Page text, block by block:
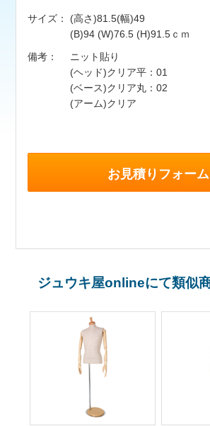
サイズ
(高さ)81.5(幅)49
(B)94 (W)76.5 (H)91.5ｃｍ
備考
ニット貼り
(ヘッド)クリア平：01
(ベース)クリア丸：02
(アーム)クリア
お見積りフォーム
ジュウキ屋onlineにて類似